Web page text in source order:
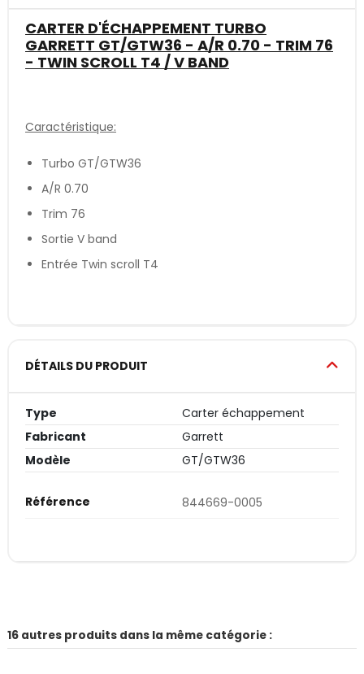
CARTER D'ÉCHAPPEMENT TURBO
GARRETT GT/GTW36 - A/R 0.70 - TRIM 76
- TWIN SCROLL T4 / V BAND
Caractéristique:
Turbo GT/GTW36
A/R 0.70
Trim 76
Sortie V band
Entrée Twin scroll T4
DÉTAILS DU PRODUIT
Type
Carter échappement
Fabricant
Garrett
Modèle
GT/GTW36
Référence 844669-0005
16 autres produits dans la même catégorie :